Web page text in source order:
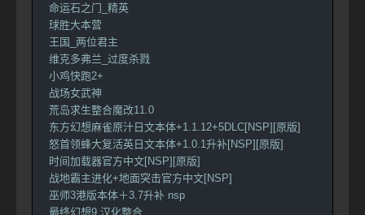
命运石之门_精英
球胜大本营
王国_两位君主
维克多弗兰_过度杀戮
小鸡快跑2+
战场女武神
荒岛求生整合魔改11.0
东方幻想麻雀原汁日文本体+1.1.12+5DLC[NSP][原版]
怒首领蜂大复活英日文本体+1.0.1升补[NSP][原版]
时间加载器官方中文[NSP][原版]
战地霸主进化+地面突击官方中文[NSP]
巫师3港版本体＋3.7升补 nsp
最终幻想9 汉化整合